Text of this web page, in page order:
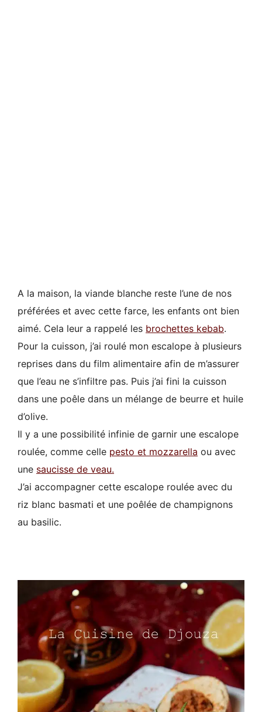
A la maison, la viande blanche reste l’une de nos
préférées et avec cette farce, les enfants ont bien
aimé. Cela leur a rappelé les brochettes kebab.
Pour la cuisson, j’ai roulé mon escalope à plusieurs
reprises dans du film alimentaire afin de m’assurer
que l’eau ne s’infiltre pas. Puis j’ai fini la cuisson
dans une poêle dans un mélange de beurre et huile
d’olive.
Il y a une possibilité infinie de garnir une escalope
roulée, comme celle pesto et mozzarella ou avec
une saucisse de veau.
J’ai accompagner cette escalope roulée avec du
riz blanc basmati et une poêlée de champignons
au basilic.